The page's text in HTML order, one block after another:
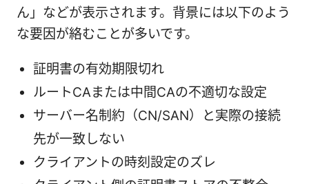
ん」などが表示されます。背景には以下のよう
な要因が絡むことが多いです。
証明書の有効期限切れ
ルートCAまたは中間CAの不適切な設定
サーバー名制約（CN/SAN）と実際の接続
先が一致しない
クライアントの時刻設定のズレ